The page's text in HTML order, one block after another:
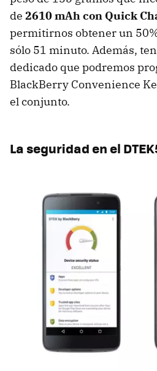
de 2610 mAh con Quick
permitirnos obtener un
sólo 51 minuto. Además,
dedicado que podremos
BlackBerry Convenience
el conjunto.
La seguridad en el